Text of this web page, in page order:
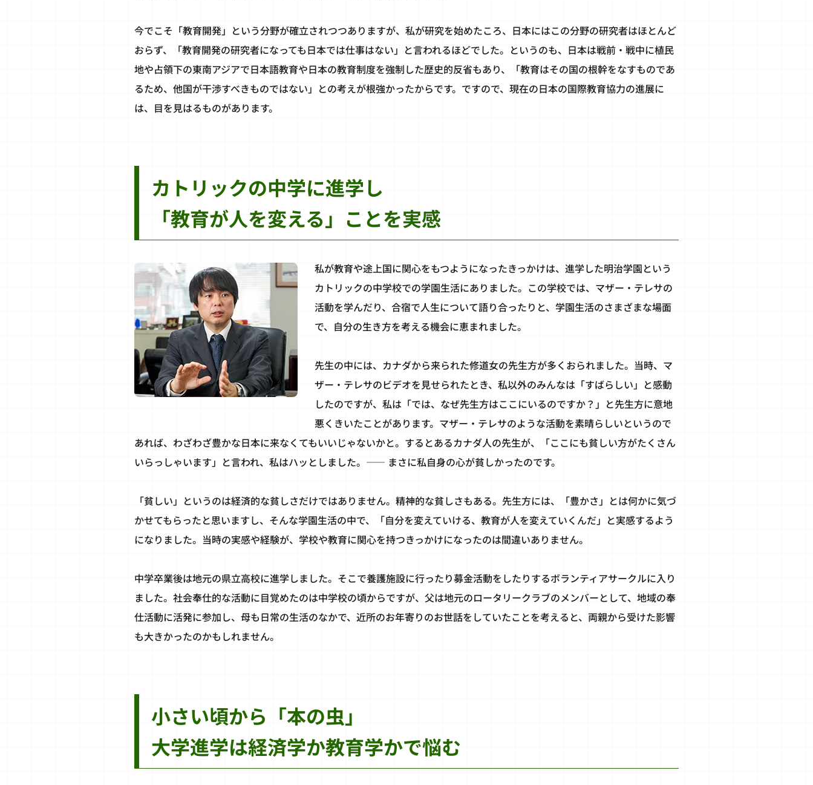
今でこそ「教育開発」という分野が確立されつつありますが、私が研究を始めたころ、日本にはこの分野の研究者はほとんど
おらず、「教育開発の研究者になっても日本では仕事はない」と言われるほどでした。というのも、日本は戦前・戦中に植民
地や占領下の東南アジアで日本語教育や日本の教育制度を強制した歴史的反省もあり、「教育はその国の根幹をなすものであ
るため、他国が干渉すべきものではない」との考えが根強かったからです。ですので、現在の日本の国際教育協力の進展に
は、目を見はるものがあります。
カトリックの中学に進学し
「教育が人を変える」ことを実感
私が教育や途上国に関心をもつようになったきっかけは、進学した明治学園という
カトリックの中学校での学園生活にありました。この学校では、マザー・テレサの
活動を学んだり、合宿で人生について語り合ったりと、学園生活のさまざまな場面
で、自分の生き方を考える機会に恵まれました。
先生の中には、カナダから来られた修道女の先生方が多くおられました。当時、マ
ザー・テレサのビデオを見せられたとき、私以外のみんなは「すばらしい」と感動
したのですが、私は「では、なぜ先生方はここにいるのですか？」と先生方に意地
悪くきいたことがあります。マザー・テレサのような活動を素晴らしいというので
あれば、わざわざ豊かな日本に来なくてもいいじゃないかと。するとあるカナダ人の先生が、「ここにも貧しい方がたくさん
いらっしゃいます」と言われ、私はハッとしました。―― まさに私自身の心が貧しかったのです。
「貧しい」というのは経済的な貧しさだけではありません。精神的な貧しさもある。先生方には、「豊かさ」とは何かに気づ
かせてもらったと思いますし、そんな学園生活の中で、「自分を変えていける、教育が人を変えていくんだ」と実感するよう
になりました。当時の実感や経験が、学校や教育に関心を持つきっかけになったのは間違いありません。
中学卒業後は地元の県立高校に進学しました。そこで養護施設に行ったり募金活動をしたりするボランティアサークルに入り
ました。社会奉仕的な活動に目覚めたのは中学校の頃からですが、父は地元のロータリークラブのメンバーとして、地域の奉
仕活動に活発に参加し、母も日常の生活のなかで、近所のお年寄りのお世話をしていたことを考えると、両親から受けた影響
も大きかったのかもしれません。
小さい頃から「本の虫」
大学進学は経済学か教育学かで悩む